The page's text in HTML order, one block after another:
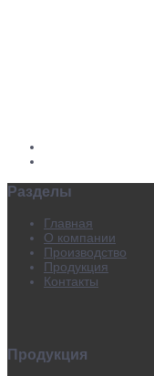
Разделы
Главная
О компании
Производство
Продукция
Контакты
Продукция